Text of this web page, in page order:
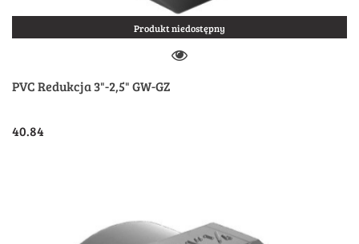
Produkt niedostępny
PVC Redukcja 3"-2,5" GW-GZ
40.84